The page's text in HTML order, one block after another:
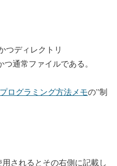
つディレクトリ
通常ファイルである。
ログラミング方法メモの”制
用されるとその右側に記載し